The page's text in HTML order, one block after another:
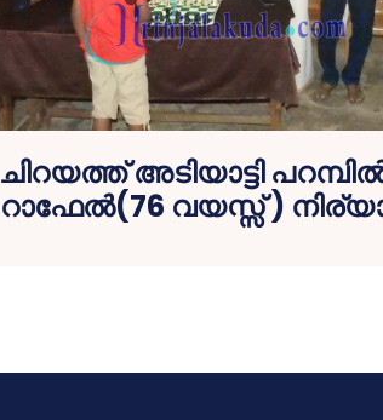
ചിറയത്ത് അടിയാട്ടി
റാഫേല്‍(76 വയസ്സ് )